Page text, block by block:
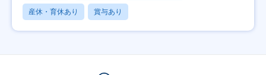
産休・育休あり 賞与あり